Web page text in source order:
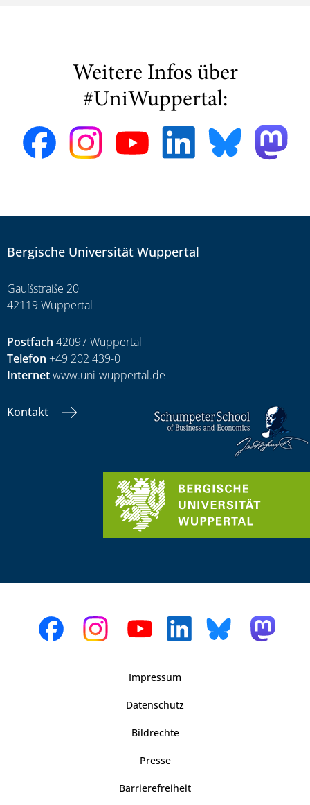
Weitere Infos über
#UniWuppertal:
Bergische Universität Wuppertal
Gaußstraße 20
42119 Wuppertal
Postfach 42097 Wuppertal
Telefon +49 202 439-0
Internetwww.uni-wuppertal.de
Kontakt
Impressum
Datenschutz
Bildrechte
Presse
Barrierefreiheit